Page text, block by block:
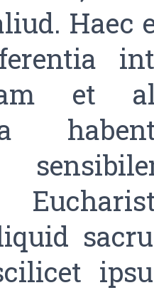
Haec
et